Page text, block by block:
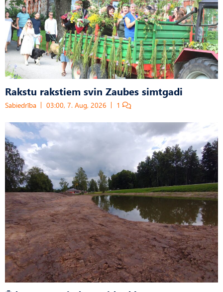
Rakstu rakstiem svin Zaubes simtgadi
Sabiedrība 03:00, 7. Aug, 2026 1